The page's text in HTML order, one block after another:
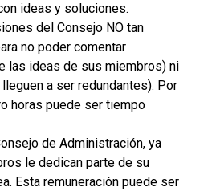
ideas y soluciones.
del Consejo NO tan
no poder comentar
las ideas de sus miembros) ni
a ser redundantes). Por
horas puede ser tiempo
de Administración, ya
le dedican parte de su
Esta remuneración puede ser